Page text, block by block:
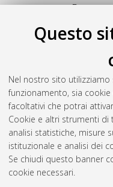
Questo
Nel nostro sito utilizziamo
funzionamento, sia
facoltativi che potrai
Cookie e altri strumenti
analisi statistiche, misure
istituzionale e analisi dei
Se chiudi questo banner
cookie necessari.
Documento
Full-text non
Altri